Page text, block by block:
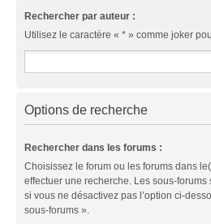
Rechercher par auteur :
Utilisez le caractère « * » comme joker
Options de recherche
Rechercher dans les forums :
Choisissez le forum ou les forums dans
effectuer une recherche. Les sous-
si vous ne désactivez pas l’option ci-
sous-forums ».